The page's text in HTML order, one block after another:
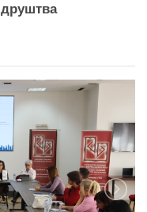
друштва